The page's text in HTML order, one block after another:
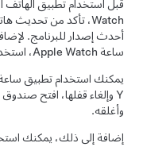
ساعة Apple Watch، استخدم تطبيق الساعة على هاتف iPhone.
يمكنك استخدام تطبيق ساعة Apple Watch من Tesla لقفل
وإلغاء قفلها، افتح صندوق
وأغلقه.